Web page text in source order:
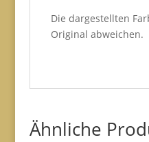
Die dargestellten
Original abweichen.
Ähnliche